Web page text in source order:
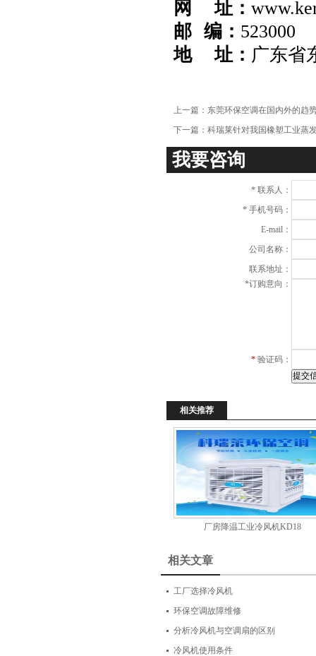
网 址：
邮 编： 523000
地 址： 广东省
上一篇： 东莞环保空调在国内外的趋
下一篇： 科瑞莱针对我国橡塑工业蒸
我要咨询
* 联系人：
* 手机号码：
E-mail：
公司名称：
联系地址：
*订购意向：
* 验证码：
相关推荐
厂房降温工业冷风机KD18
相关文章
工厂选择冷风机
环保空调故障维修
分析冷风机与空调扇的区别
冷风机使用条件